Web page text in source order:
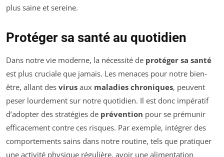
plus saine et sereine.
Protéger sa santé au quotidien
Dans notre vie moderne, la nécessité de protéger sa santé
est plus cruciale que jamais. Les menaces pour notre bien-
être, allant des virus aux maladies chroniques, peuvent
peser lourdement sur notre quotidien. Il est donc impératif
d’adopter des stratégies de prévention pour se prémunir
efficacement contre ces risques. Par exemple, intégrer des
comportements sains dans notre routine, tels que pratiquer
une activité physique régulière, avoir une alimentation